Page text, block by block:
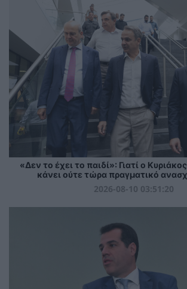
«Δεν το έχει το παιδί»: Γιατί ο
κάνει ούτε τώρα πραγματικό
2026-08-10 03:51:20